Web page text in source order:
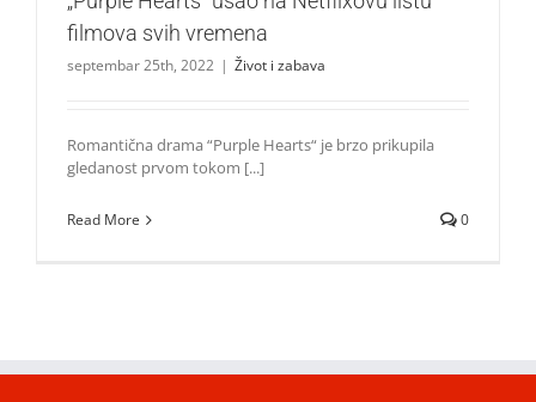
filmova svih vremena
septembar 25th, 2022 | Život i zabava
Romantična drama “Purple Hearts“ je brzo prikupila
gledanost prvom tokom [...]
Read More 0